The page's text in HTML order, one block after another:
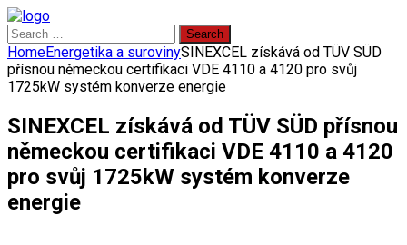
Search
for:
HomeEnergetika a surovinySINEXCEL získává od TÜV SÜD
přísnou německou certifikaci VDE 4110 a 4120 pro svůj
1725kW systém konverze energie
SINEXCEL získává od TÜV SÜD přísnou
německou certifikaci VDE 4110 a 4120
pro svůj 1725kW systém konverze
energie